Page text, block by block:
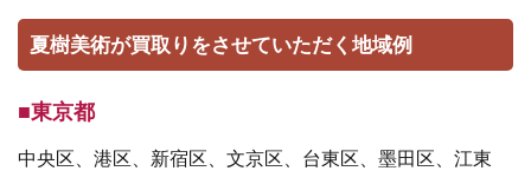
夏樹美術が買取りをさせていただく地域例
■東京都
中央区、港区、新宿区、文京区、台東区、墨田区、江東